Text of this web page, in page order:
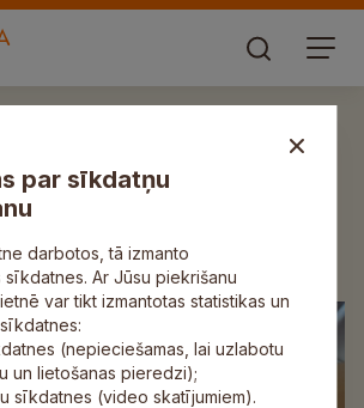
izcīņa
skolu
volejbolā
par sīkdatņu
darbotos, tā izmanto
sīkdatnes. Ar Jūsu piekrišanu
var tikt izmantotas statistikas un
(nepieciešamas, lai uzlabotu
un lietošanas pieredzi);
sīkdatnes (video skatījumiem).